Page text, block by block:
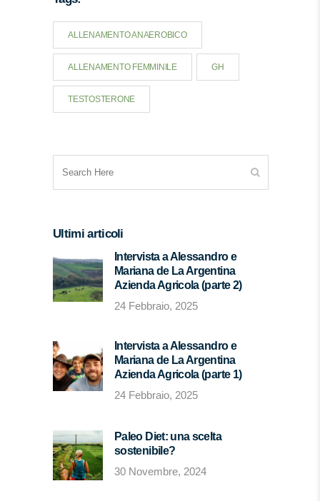
ALLENAMENTO ANAEROBICO
ALLENAMENTO FEMMINILE GH
TESTOSTERONE
Ultimi articoli
Intervista a Alessandro e
Mariana de La Argentina
Azienda Agricola (parte 2)
24 Febbraio, 2025
Intervista a Alessandro e
Mariana de La Argentina
Azienda Agricola (parte 1)
24 Febbraio, 2025
Paleo Diet: una scelta
sostenibile?
30 Novembre, 2024